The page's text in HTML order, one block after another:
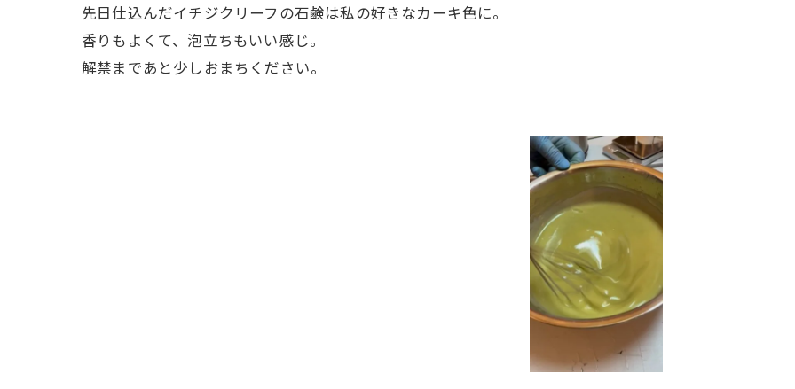
先日仕込んだイチジクリーフの石鹸は私の好きなカーキ色に。
香りもよくて、泡立ちもいい感じ。
解禁まであと少しおまちください。